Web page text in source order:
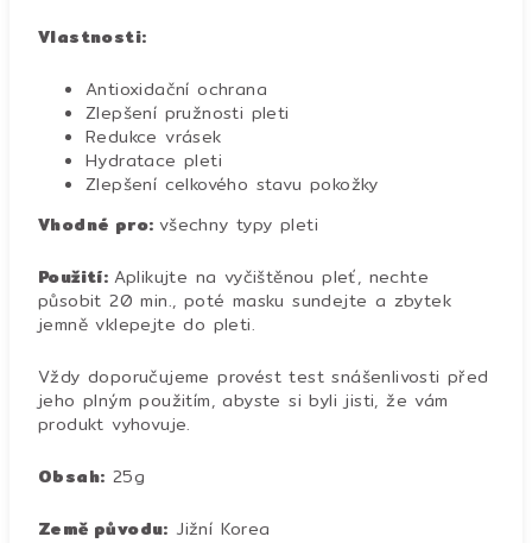
Vlastnosti:
Antioxidační ochrana
Zlepšení pružnosti pleti
Redukce vrásek
Hydratace pleti
Zlepšení celkového stavu pokožky
Vhodné pro: všechny typy pleti
Použití: Aplikujte na vyčištěnou pleť, nechte
působit 20 min., poté masku sundejte a zbytek
jemně vklepejte do pleti.
Vždy doporučujeme provést test snášenlivosti před
jeho plným použitím, abyste si byli jisti, že vám
produkt vyhovuje.
Obsah: 25g
Země původu: Jižní Korea